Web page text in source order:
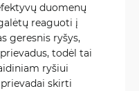
duomenų
reaguoti į
geresnis ryšys,
todėl tai
ryšiui
skirti